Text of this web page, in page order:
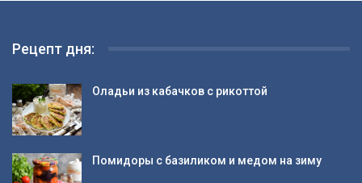
Рецепт дня:
Оладьи из кабачков с рикоттой
Помидоры с базиликом и медом на зиму